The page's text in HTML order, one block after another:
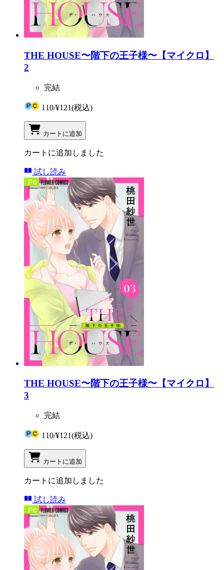
THE HOUSE〜階下の王子様〜【マイクロ】
2
完結
110/¥121(税込)
カートに追加
カートに追加しました
試し読み
THE HOUSE〜階下の王子様〜【マイクロ】
3
完結
110/¥121(税込)
カートに追加
カートに追加しました
試し読み